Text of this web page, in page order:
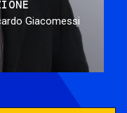
Giacomessi